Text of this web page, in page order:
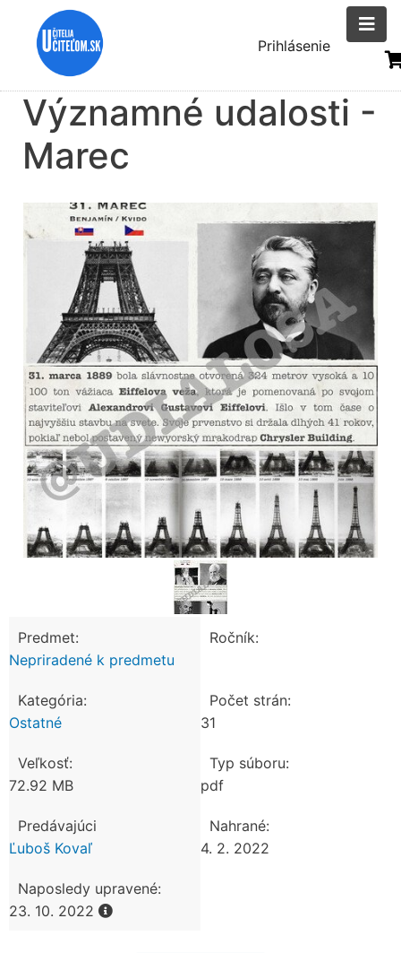
Menu
účtu
Prihlásenie
Významné udalosti -
Marec
Predmet:
Nepriradené k predmetu
Ročník:
Kategória:
Ostatné
Počet strán:
31
Veľkosť:
72.92 MB
Typ súboru:
pdf
Predávajúci
Ľuboš Kovaľ
Nahrané:
4. 2. 2022
Naposledy upravené:
23. 10. 2022